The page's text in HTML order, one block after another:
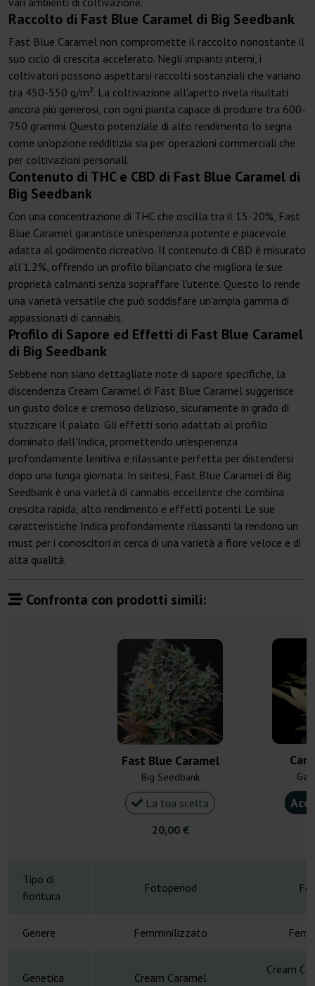
Raccolto di Fast Blue Caramel di Big Seedbank
Fast Blue Caramel non compromette il raccolto nonostante il
suo ciclo di crescita accelerato. Negli impianti interni, i
coltivatori possono aspettarsi raccolti sostanziali che variano
tra 450-550 g/m². La coltivazione all'aperto rivela risultati
ancora più generosi, con ogni pianta capace di produrre tra 600-
750 grammi. Questo potenziale di alto rendimento lo segna
come un'opzione redditizia sia per operazioni commerciali che
per coltivazioni personali.
Contenuto di THC e CBD di Fast Blue Caramel di
Big Seedbank
Con una concentrazione di THC che oscilla tra il 15-20%, Fast
Blue Caramel garantisce un'esperienza potente e piacevole
adatta al godimento ricreativo. Il contenuto di CBD è misurato
all'1.2%, offrendo un profilo bilanciato che migliora le sue
proprietà calmanti senza sopraffare l'utente. Questo lo rende
una varietà versatile che può soddisfare un'ampia gamma di
appassionati di cannabis.
Profilo di Sapore ed Effetti di Fast Blue Caramel
di Big Seedbank
Sebbene non siano dettagliate note di sapore specifiche, la
discendenza Cream Caramel di Fast Blue Caramel suggerisce
un gusto dolce e cremoso delizioso, sicuramente in grado di
stuzzicare il palato. Gli effetti sono adattati al profilo
dominato dall'Indica, promettendo un'esperienza
profondamente lenitiva e rilassante perfetta per distendersi
dopo una lunga giornata. In sintesi, Fast Blue Caramel di Big
Seedbank è una varietà di cannabis eccellente che combina
crescita rapida, alto rendimento e effetti potenti. Le sue
caratteristiche Indica profondamente rilassanti la rendono un
must per i conoscitori in cerca di una varietà a fiore veloce e di
alta qualità.
Confronta con prodotti simili:
Fast Blue Caramel
Big Seedbank
La tua scelta
20,00 €
Tipo di
fioritura
Fotoperiod
Genere Femminilizzato
Genetica Cream Caramel
Cream